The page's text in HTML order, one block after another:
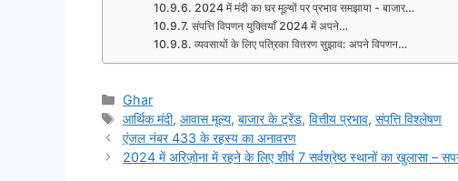
2024 में मंदी का घर मूल्यों पर प्रभाव समझाया - बाजार…
संपत्ति विपणन युक्तियाँ 2024 में अपने…
व्यवसायों के लिए पत्रिका वितरण सुझाव: अपने विपणन…
Categories
Ghar
Tags
आर्थिक मंदी,आवास मूल्य,बाजार के ट्रेंड,वित्तीय प्रभाव,संपत्ति विश्लेषण
एंजल नंबर 433 के रहस्य का अनावरण
2024 में अरिज़ोना में रहने के लिए शीर्ष 7 सर्वश्रेष्ठ स्थानों का खुलासा –